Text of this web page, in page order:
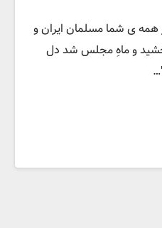
ی شما مسلمان ایران و
و ماهِ مجلس شد دل